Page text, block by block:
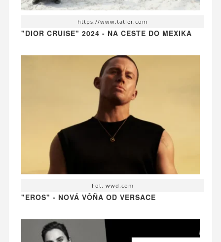
https://www.tatler.com
"DIOR CRUISE" 2024 - NA CESTE DO MEXIKA
Fot. wwd.com
"EROS" - NOVÁ VÔŇA OD VERSACE